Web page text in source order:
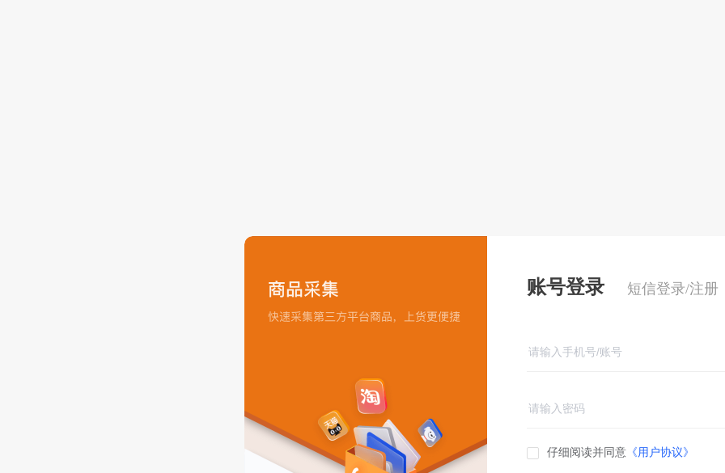
账号登录 短信登录/注册
仔细阅读并同意 《用户协议》